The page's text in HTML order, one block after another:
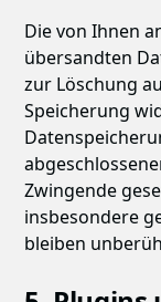
Die von Ihnen
übersandten
zur Löschung
Speicherung
Zwingende
insbesondere
bleiben